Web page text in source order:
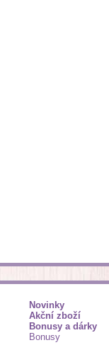
Novinky
Akční zboží
Bonusy a dárky
Bonusy